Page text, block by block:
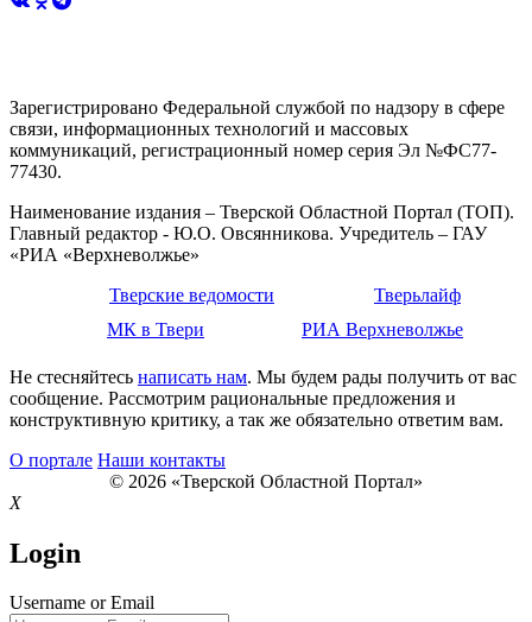
Зарегистрировано Федеральной службой по надзору в сфере
связи, информационных технологий и массовых
коммуникаций, регистрационный номер серия Эл №ФС77-
77430.
Наименование издания – Тверской Областной Портал (ТОП).
Главный редактор - Ю.О. Овсянникова. Учредитель – ГАУ
«РИА «Верхневолжье»
Тверские ведомости
Тверьлайф
МК в Твери
РИА Верхневолжье
Не стесняйтесь написать нам. Мы будем рады получить от вас
сообщение. Рассмотрим рациональные предложения и
конструктивную критику, а так же обязательно ответим вам.
О портале Наши контакты
© 2026 «Тверской Областной Портал»
X
Login
Username or Email